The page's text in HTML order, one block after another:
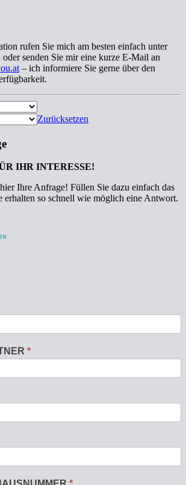
rufen Sie mich am besten einfach unter
senden Sie mir eine kurze E-Mail an
– ich informiere Sie gerne über den
Zurücksetzen
IHR INTERESSE!
Ihre Anfrage! Füllen Sie dazu einfach das
erhalten so schnell wie möglich eine Antwort.
*